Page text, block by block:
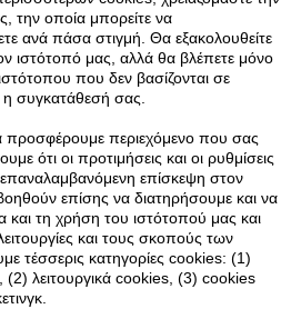
την οποία μπορείτε να
ανά πάσα στιγμή. Θα εξακολουθείτε
ιστότοπό μας, αλλά θα βλέπετε μόνο
που δεν βασίζονται σε
η συγκατάθεσή σας.
προσφέρουμε περιεχόμενο που σας
ότι οι προτιμήσεις και οι ρυθμίσεις
επίσκεψη στον
επίσης να διατηρήσουμε και να
και τη χρήση του ιστότοπού μας και
και τους σκοπούς των
τέσσερις κατηγορίες cookies: (1)
λειτουργικά cookies, (3) cookies